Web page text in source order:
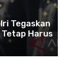
Tegaskan
Harus